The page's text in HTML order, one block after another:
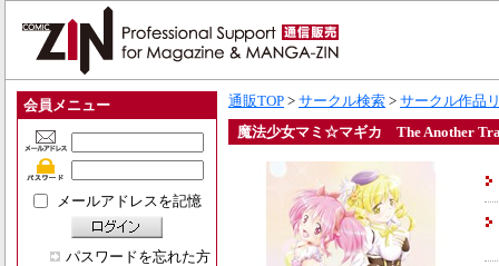
会員メニュー
メールアドレスを記憶
パスワードを忘れた方
通販TOP > サークル検索 > サークル作品
魔法少女マミ☆マギカ The Another